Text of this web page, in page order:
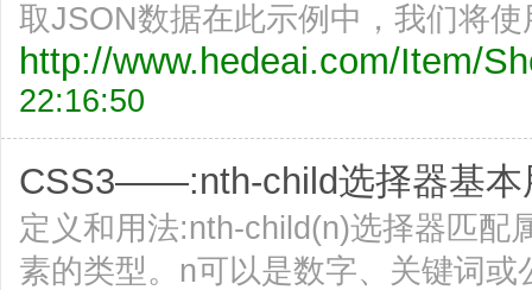
取JSON数据在此示例中，我们将使
http://www.hedeai.com/Item/
22:16:50
CSS3——:nth-child选择器基本
定义和用法:nth-child(n)选择器匹配
素的类型。n可以是数字、关键词